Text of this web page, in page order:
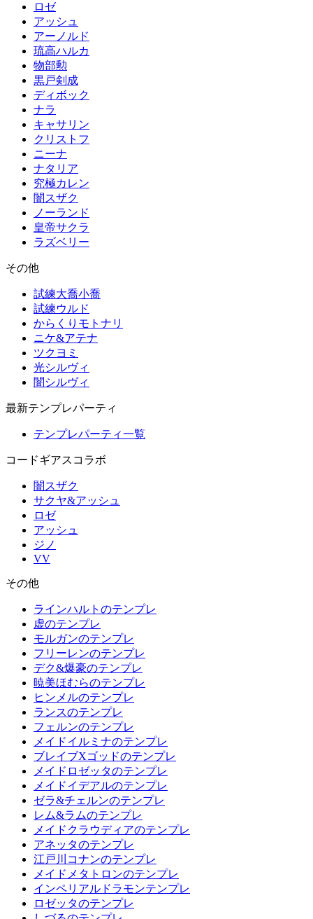
ロゼ
アッシュ
アーノルド
琉高ハルカ
物部勲
黒戸剣成
ディボック
ナラ
キャサリン
クリストフ
ニーナ
ナタリア
究極カレン
闇スザク
ノーランド
皇帝サクラ
ラズベリー
その他
試練大喬小喬
試練ウルド
からくりモトナリ
ニケ&アテナ
ツクヨミ
光シルヴィ
闇シルヴィ
最新テンプレパーティ
テンプレパーティ一覧
コードギアスコラボ
闇スザク
サクヤ&アッシュ
ロゼ
アッシュ
ジノ
VV
その他
ラインハルトのテンプレ
虚のテンプレ
モルガンのテンプレ
フリーレンのテンプレ
デク&爆豪のテンプレ
暁美ほむらのテンプレ
ヒンメルのテンプレ
ランスのテンプレ
フェルンのテンプレ
メイドイルミナのテンプレ
ブレイブXゴッドのテンプレ
メイドロゼッタのテンプレ
メイドイデアルのテンプレ
ゼラ&チェルンのテンプレ
レム&ラムのテンプレ
メイドクラウディアのテンプレ
アネッタのテンプレ
江戸川コナンのテンプレ
メイドメタトロンのテンプレ
インペリアルドラモンテンプレ
ロゼッタのテンプレ